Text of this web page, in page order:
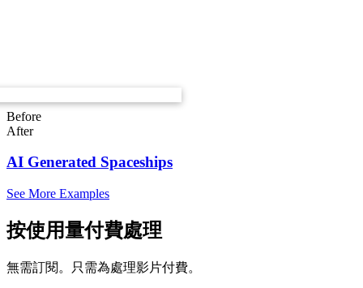
Before
After
AI Generated Spaceships
See More Examples
按使用量付費處理
無需訂閱。只需為處理影片付費。